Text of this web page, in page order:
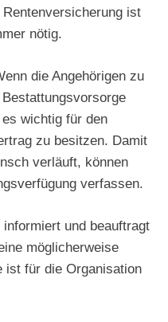
ist
nötig.
die Angehörigen zu
wichtig für den
zu besitzen. Damit
verläuft, können
verfassen.
und beauftragt
möglicherweise
ist für die Organisation